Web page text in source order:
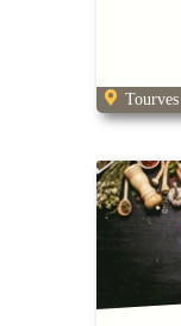
Tourves